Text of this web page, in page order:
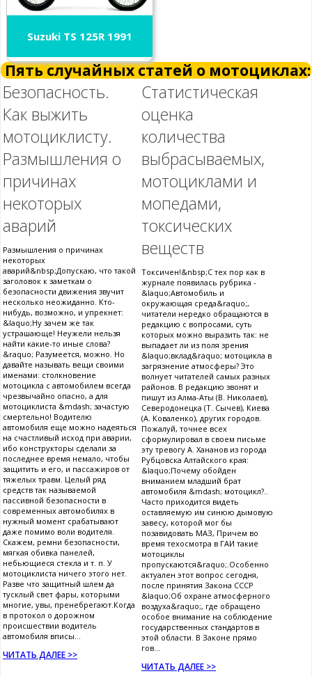
Suzuki TS 125R 1991
Пять случайных статей о мотоциклах:
Безопасность.
Как выжить
мотоциклисту.
Размышления о
причинах
некоторых
аварий
Размышления о причинах
некоторых
аварий&nbsp;Допускаю, что такой
заголовок к заметкам о
безопасности движения звучит
несколько неожиданно. Кто-
нибудь, возможно, и упрекнет:
&laquo;Ну зачем же так
устрашающе! Неужели нельзя
найти какие-то иные слова?
&raquo; Разумеется, можно. Но
давайте называть вещи своими
именами: столкновение
мотоцикла с автомобилем всегда
чрезвычайно опасно, а для
мотоциклиста &mdash; зачастую
смертельно! Водителю
автомобиля еще можно надеяться
на счастливый исход при аварии,
ибо конструкторы сделали за
последнее время немало, чтобы
защитить и его, и пассажиров от
тяжелых травм. Целый ряд
средств так называемой
пассивной безопасности в
современных автомобилях в
нужный момент срабатывают
даже помимо воли водителя.
Скажем, ремни безопасности,
мягкая обивка панелей,
небьющиеся стекла и т. п. У
мотоциклиста ничего этого нет.
Разве что защитный шлем да
тусклый свет фары, которыми
многие, увы, пренебрегают.Когда
в протокол о дорожном
происшествии водитель
автомобиля вписы...
ЧИТАТЬ ДАЛЕЕ >>
Статистическая
оценка
количества
выбрасываемых,
мотоциклами и
мопедами,
токсических
веществ
Токсичен!&nbsp;С тех пор как в
журнале появилась рубрика -
&laquo;Автомобиль и
окружающая среда&raquo;,
читатели нередко обращаются в
редакцию с вопросами, суть
которых можно выразить так: не
выпадает ли из поля зрения
&laquo;вклад&raquo; мотоцикла в
загрязнение атмосферы? Это
волнует читателей самых разных
районов. В редакцию звонят и
пишут из Алма-Аты (В. Николаев),
Северодонецка (Т. Сычев), Киева
(А. Коваленко), других городов.
Пожалуй, точнее всех
сформулировал в своем письме
эту тревогу А. Хананов из города
Рубцовска Алтайского края:
&laquo;Почему обойден
вниманием младший брат
автомобиля &mdash; мотоцикл?..
Часто приходится видеть
оставляемую им синюю дымовую
завесу, которой мог бы
позавидовать МАЗ, Причем во
время техосмотра в ГАИ такие
мотоциклы
пропускаются&raquo;.Особенно
актуален этот вопрос сегодня,
после принятия Закона СССР
&laquo;Об охране атмосферного
воздуха&raquo;, где обращено
особое внимание на соблюдение
государственных стандартов в
этой области. В Законе прямо
гов...
ЧИТАТЬ ДАЛЕЕ >>